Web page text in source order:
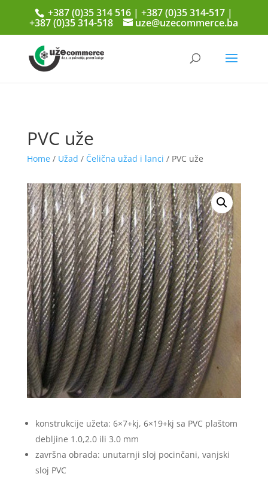
+387 (0)35 314 516 | +387 (0)35 314-517 |
+387 (0)35 314-518 uze@uzecommerce.ba
PVC uže
Home/ Užad / Čelična užad i lanci / PVC uže
konstrukcije užeta: 6×7+kj, 6×19+kj sa PVC plaštom
debljine 1.0,2.0 ili 3.0 mm
završna obrada: unutarnji sloj pocinčani, vanjski
sloj PVC